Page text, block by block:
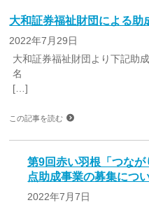
大和証券福祉財団による助
2022年7月29日
大和証券福祉財団より下記助
[…]
この記事を読む
第9回赤い羽根「つな
点助成事業の募集につ
2022年7月7日